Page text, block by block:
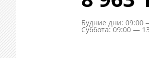
Будние дни: 09:00
Суббота: 09:00 —